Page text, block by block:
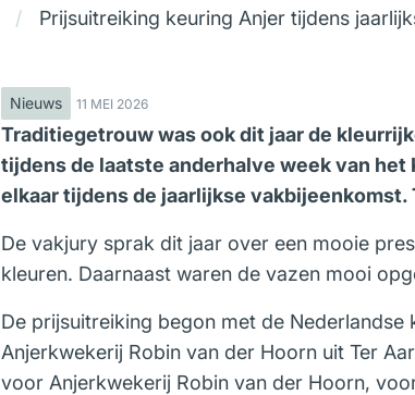
Prijsuitreiking keuring Anjer tijdens
Nieuws 11 MEI 2026
Traditiegetrouw was ook dit jaar de
tijdens de laatste anderhalve week van
elkaar tijdens de jaarlijkse
De vakjury sprak dit jaar over een mooie
kleuren. Daarnaast waren de vazen mooi
De prijsuitreiking begon met de
Anjerkwekerij Robin van der Hoorn uit Ter
voor Anjerkwekerij Robin van der Hoorn,